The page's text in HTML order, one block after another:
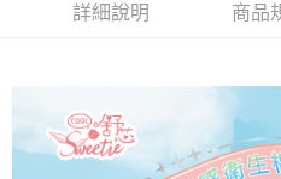
５．嚴禁一人註冊多個帳號或使用他
每筆NT$80，滿NT$290(含以上)免
詳細說明 商品